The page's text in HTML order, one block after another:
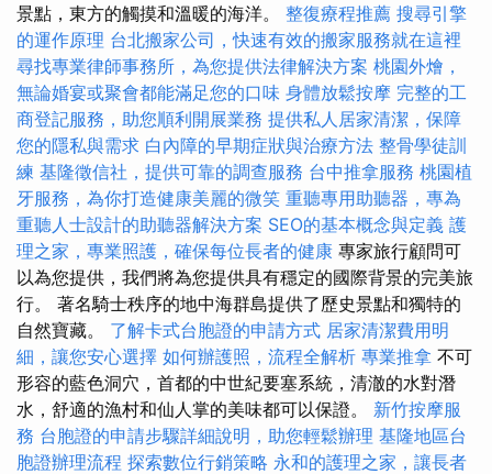
景點，東方的觸摸和溫暖的海洋。 整復療程推薦 搜尋引擎
的運作原理 台北搬家公司，快速有效的搬家服務就在這裡
尋找專業律師事務所，為您提供法律解決方案 桃園外燴，
無論婚宴或聚會都能滿足您的口味 身體放鬆按摩 完整的工
商登記服務，助您順利開展業務 提供私人居家清潔，保障
您的隱私與需求 白內障的早期症狀與治療方法 整骨學徒訓
練 基隆徵信社，提供可靠的調查服務 台中推拿服務 桃園植
牙服務，為你打造健康美麗的微笑 重聽專用助聽器，專為
重聽人士設計的助聽器解決方案 SEO的基本概念與定義 護
理之家，專業照護，確保每位長者的健康 專家旅行顧問可
以為您提供，我們將為您提供具有穩定的國際背景的完美旅
行。 著名騎士秩序的地中海群島提供了歷史景點和獨特的
自然寶藏。 了解卡式台胞證的申請方式 居家清潔費用明
細，讓您安心選擇 如何辦護照，流程全解析 專業推拿 不可
形容的藍色洞穴，首都的中世紀要塞系統，清澈的水對潛
水，舒適的漁村和仙人掌的美味都可以保證。 新竹按摩服
務 台胞證的申請步驟詳細說明，助您輕鬆辦理 基隆地區台
胞證辦理流程 探索數位行銷策略 永和的護理之家，讓長者